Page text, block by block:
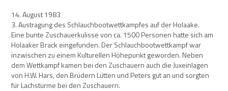
14. August 1983
3. Austragung des Schlauchbootwettkampfes auf der Holaake.
Eine bunte Zuschauerkulisse von ca. 1500 Personen hatte sich am
Holaaker Brack eingefunden. Der Schlauchbootwettkampf war
inzwischen zu einem Kulturellen Höhepunkt geworden. Neben
dem Wettkampf kamen bei den Zuschauern auch die Juxeinlagen
von H.W. Hars, den Brüdern Lütten und Peters gut an und sorgten
für Lachstürme bei den Zuschauern.